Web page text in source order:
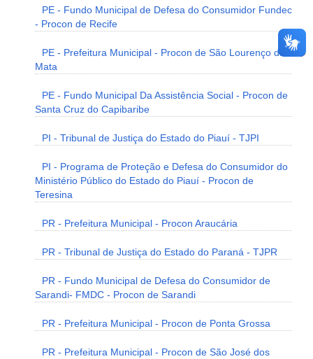
PE - Fundo Municipal de Defesa do Consumidor Fundec
- Procon de Recife
PE - Prefeitura Municipal - Procon de São Lourenço da
Mata
PE - Fundo Municipal Da Assistência Social - Procon de
Santa Cruz do Capibaribe
PI - Tribunal de Justiça do Estado do Piauí - TJPI
PI - Programa de Proteção e Defesa do Consumidor do
Ministério Público do Estado do Piauí - Procon de
Teresina
PR - Prefeitura Municipal - Procon Araucária
PR - Tribunal de Justiça do Estado do Paraná - TJPR
PR - Fundo Municipal de Defesa do Consumidor de
Sarandi- FMDC - Procon de Sarandi
PR - Prefeitura Municipal - Procon de Ponta Grossa
PR - Prefeitura Municipal - Procon de São José dos